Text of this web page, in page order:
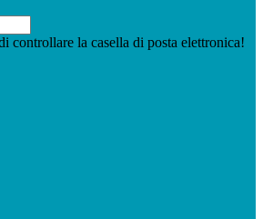
controllare la casella di posta elettronica!